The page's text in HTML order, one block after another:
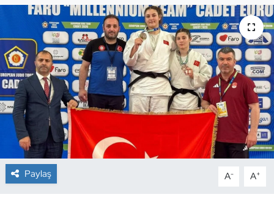
Paylaş A- A+
Buz Hokeyi
Buz Pateni
Çim Hokeyi
Cimnastik
Curling
Dağcılık